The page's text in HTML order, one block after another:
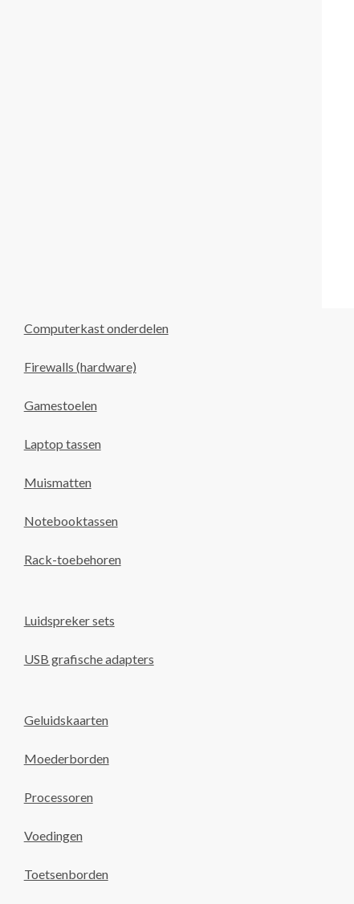
Computerkast onderdelen
Firewalls (hardware)
Gamestoelen
Laptop tassen
Muismatten
Notebooktassen
Rack-toebehoren
Luidspreker sets
USB grafische adapters
Geluidskaarten
Moederborden
Processoren
Voedingen
Toetsenborden